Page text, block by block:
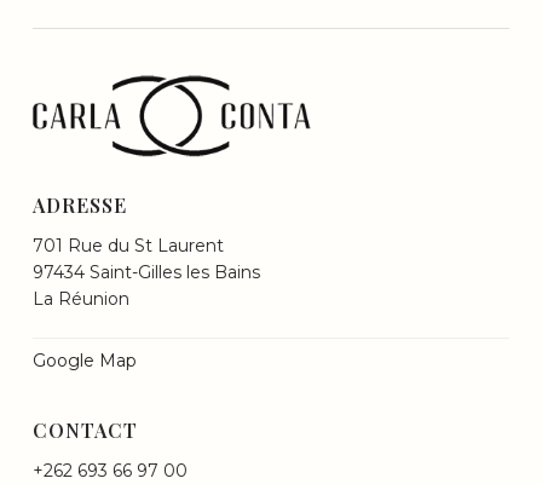
ADRESSE
701 Rue du St Laurent
97434 Saint-Gilles les Bains
La Réunion
Google Map
CONTACT
+262 693 66 97 00